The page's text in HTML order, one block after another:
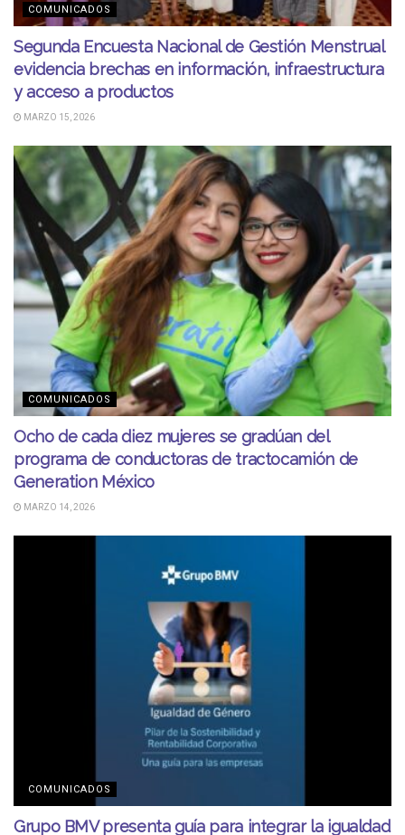
COMUNICADOS
Segunda Encuesta Nacional de Gestión Menstrual
evidencia brechas en información, infraestructura
y acceso a productos
MARZO 15, 2026
COMUNICADOS
Ocho de cada diez mujeres se gradúan del
programa de conductoras de tractocamión de
Generation México
MARZO 14, 2026
COMUNICADOS
Grupo BMV presenta guía para integrar la igualdad